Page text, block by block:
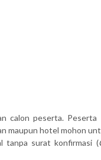
calon peserta. Peserta
maupun hotel mohon
tanpa surat konfirmasi (